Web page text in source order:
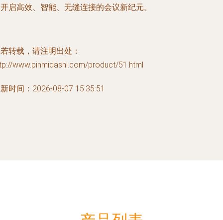
启高效、智能、无缝连接的会议新纪元。
转载，请注明出处：
www.pinmidashi.com/product/51.html
时间：2026-08-07 15:35:51